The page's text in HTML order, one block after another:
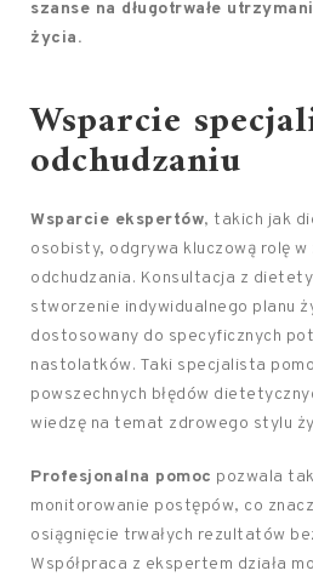
szanse na długotrwałe
życia.
Wsparcie
odchudzaniu
Wsparcie ekspertów, takich jak
osobisty, odgrywa kluczową rolę
odchudzania. Konsultacja z
stworzenie indywidualnego planu
dostosowany do specyficznych
nastolatków. Taki specjalista
powszechnych błędów
wiedzę na temat zdrowego stylu
Profesjonalna pomoc pozwala
monitorowanie postępów, co
osiągnięcie trwałych rezultatów
Współpraca z ekspertem działa